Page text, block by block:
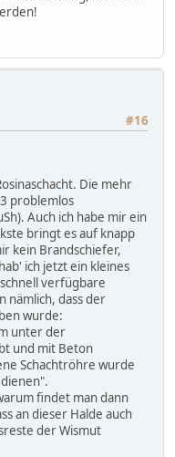
#16
Die mehr
problemlos
Auch ich habe mir ein
bringt es auf knapp
kein Brandschiefer,
ich jetzt ein kleines
verfügbare
nämlich, dass der
wurde:
unter der
und mit Beton
Schachtröhre wurde
findet man dann
an dieser Halde auch
der Wismut